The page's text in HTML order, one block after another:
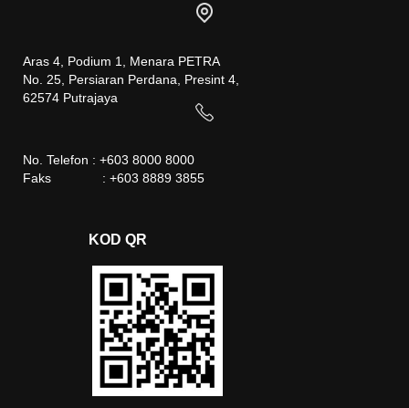
Aras 4, Podium 1, Menara PETRA
No. 25, Persiaran Perdana, Presint 4,
62574 Putrajaya
No. Telefon : +603 8000 8000
Faks : +603 8889 3855
KOD QR